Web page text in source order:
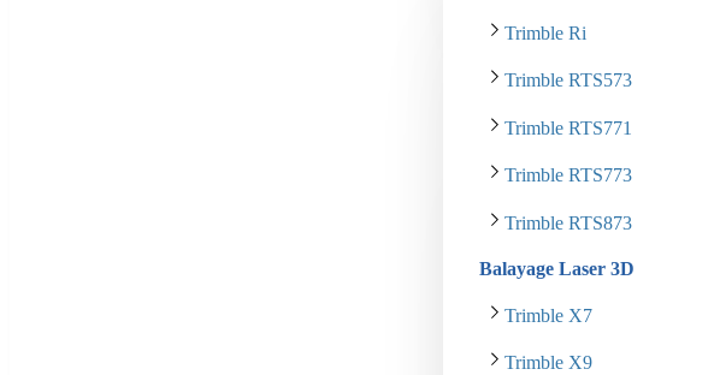
Trimble Ri
Trimble RTS573
Trimble RTS771
Trimble RTS773
Trimble RTS873
Balayage Laser 3D
Trimble X7
Trimble X9